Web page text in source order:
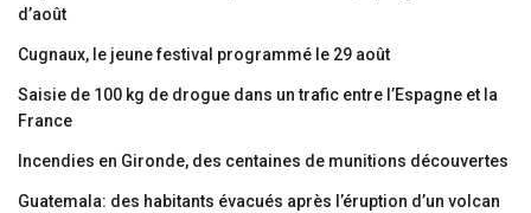
d’août
Cugnaux, le jeune festival programmé le 29 août
Saisie de 100 kg de drogue dans un trafic entre l’Espagne et la
France
Incendies en Gironde, des centaines de munitions découvertes
Guatemala: des habitants évacués après l’éruption d’un volcan